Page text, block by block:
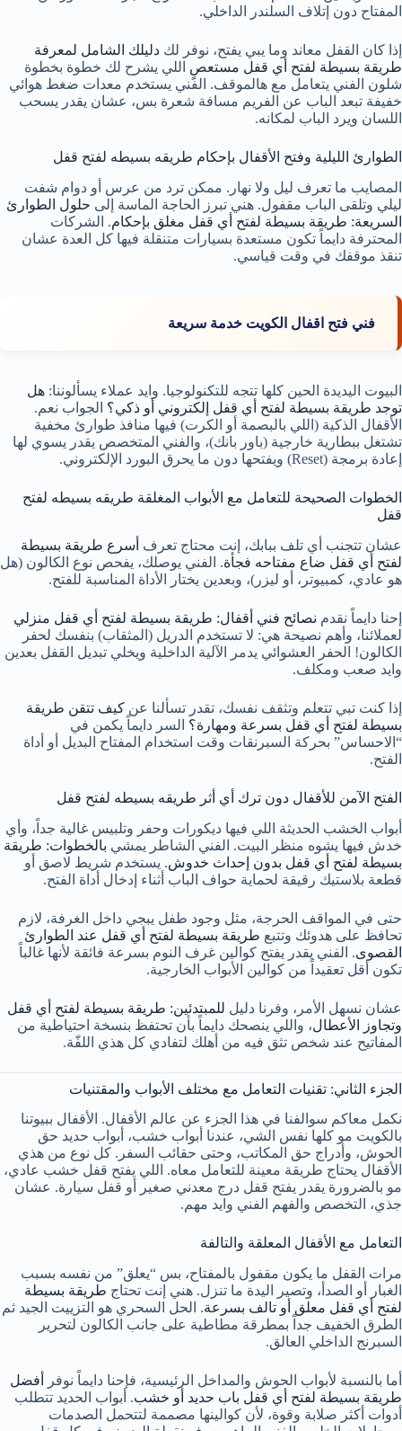
المفتاح دون إتلاف السلندر الداخلي.
إذا كان القفل معاند وما يبي يفتح، نوفر لك دليلك الشامل لمعرفة
طريقة بسيطة لفتح أي قفل مستعصٍ اللي يشرح لك خطوة بخطوة
شلون الفني يتعامل مع هالموقف. الفني يستخدم معدات ضغط هوائي
خفيفة تبعد الباب عن الفريم مسافة شعرة بس، عشان يقدر يسحب
اللسان ويرد الباب لمكانه.
الطوارئ الليلية وفتح الأقفال بإحكام طريقه بسيطه لفتح قفل
المصايب ما تعرف ليل ولا نهار. ممكن ترد من عرس أو دوام شفت
ليلي وتلقى الباب مقفول. هني تبرز الحاجة الماسة إلى حلول الطوارئ
السريعة: طريقة بسيطة لفتح أي قفل مغلق بإحكام. الشركات
المحترفة دايماً تكون مستعدة بسيارات متنقلة فيها كل العدة عشان
تنقذ موقفك في وقت قياسي.
فني فتح اقفال الكويت خدمة سريعة
البيوت اليديدة الحين كلها تتجه للتكنولوجيا. وايد عملاء يسألوننا: هل
توجد طريقة بسيطة لفتح أي قفل إلكتروني أو ذكي؟ الجواب نعم.
الأقفال الذكية (اللي بالبصمة أو الكرت) فيها منافذ طوارئ مخفية
تشتغل ببطارية خارجية (باور بانك)، والفني المتخصص يقدر يسوي لها
إعادة برمجة (Reset) ويفتحها دون ما يحرق البورد الإلكتروني.
الخطوات الصحيحة للتعامل مع الأبواب المغلقة طريقه بسيطه لفتح
قفل
عشان تتجنب أي تلف ببابك، إنت محتاج تعرف أسرع طريقة بسيطة
لفتح أي قفل ضاع مفتاحه فجأة. الفني يوصلك، يفحص نوع الكالون (هل
هو عادي، كمبيوتر، أو ليزر)، وبعدين يختار الأداة المناسبة للفتح.
إحنا دايماً نقدم نصائح فني أقفال: طريقة بسيطة لفتح أي قفل منزلي
لعملائنا، وأهم نصيحة هي: لا تستخدم الدريل (المثقاب) بنفسك لحفر
الكالون! الحفر العشوائي يدمر الآلية الداخلية ويخلي تبديل القفل بعدين
وايد صعب ومكلف.
إذا كنت تبي تتعلم وتثقف نفسك، تقدر تسألنا عن كيف تتقن طريقة
بسيطة لفتح أي قفل بسرعة ومهارة؟ السر دايماً يكمن في
“الاحساس” بحركة السبرنقات وقت استخدام المفتاح البديل أو أداة
الفتح.
الفتح الآمن للأقفال دون ترك أي أثر طريقه بسيطه لفتح قفل
أبواب الخشب الحديثة اللي فيها ديكورات وحفر وتلبيس غالية جداً، وأي
خدش فيها يشوه منظر البيت. الفني الشاطر يمشي بالخطوات: طريقة
بسيطة لفتح أي قفل بدون إحداث خدوش. يستخدم شريط لاصق أو
قطعة بلاستيك رقيقة لحماية حواف الباب أثناء إدخال أداة الفتح.
حتى في المواقف الحرجة، مثل وجود طفل يبجي داخل الغرفة، لازم
تحافظ على هدوئك وتتبع طريقة بسيطة لفتح أي قفل عند الطوارئ
القصوى. الفني يقدر يفتح كوالين غرف النوم بسرعة فائقة لأنها غالباً
تكون أقل تعقيداً من كوالين الأبواب الخارجية.
عشان نسهل الأمر، وفرنا دليل للمبتدئين: طريقة بسيطة لفتح أي قفل
وتجاوز الأعطال، واللي ينصحك دايماً بأن تحتفظ بنسخة احتياطية من
المفاتيح عند شخص تثق فيه من أهلك لتفادي كل هذي اللفّة.
الجزء الثاني: تقنيات التعامل مع مختلف الأبواب والمقتنيات
نكمل معاكم سوالفنا في هذا الجزء عن عالم الأقفال. الأقفال ببيوتنا
بالكويت مو كلها نفس الشي، عندنا أبواب خشب، أبواب حديد حق
الحوش، وأدراج حق المكاتب، وحتى حقائب السفر. كل نوع من هذي
الأقفال يحتاج طريقة معينة للتعامل معاه. اللي يفتح قفل خشب عادي،
مو بالضرورة يقدر يفتح قفل درج معدني صغير أو قفل سيارة. عشان
جذي، التخصص والفهم الفني وايد مهم.
التعامل مع الأقفال المعلقة والتالفة
مرات القفل ما يكون مقفول بالمفتاح، بس “يعلق” من نفسه بسبب
الغبار أو الصدأ، وتصير اليدة ما تنزل. هني إنت تحتاج طريقة بسيطة
لفتح أي قفل معلق أو تالف بسرعة. الحل السحري هو التزييت الجيد ثم
الطرق الخفيف جداً بمطرقة مطاطية على جانب الكالون لتحرير
السبرنج الداخلي العالق.
أما بالنسبة لأبواب الحوش والمداخل الرئيسية، فإحنا دايماً نوفر
أفضل
طريقة بسيطة لفتح أي قفل باب حديد أو خشب. أبواب الحديد تتطلب
أدوات أكثر صلابة وقوة، لأن كوالينها مصممة لتتحمل الصدمات